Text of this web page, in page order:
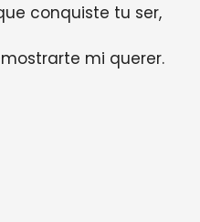
conquiste tu ser,
mi querer.